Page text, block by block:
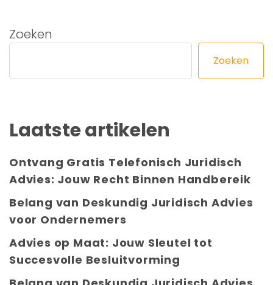
Zoeken
Zoeken
Laatste artikelen
Ontvang Gratis Telefonisch Juridisch
Advies: Jouw Recht Binnen Handbereik
Belang van Deskundig Juridisch Advies
voor Ondernemers
Advies op Maat: Jouw Sleutel tot
Succesvolle Besluitvorming